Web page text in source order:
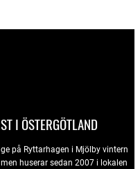
I ÖSTERGÖTLAND
på Ryttarhagen i Mjölby vintern
huserar sedan 2007 i lokalen